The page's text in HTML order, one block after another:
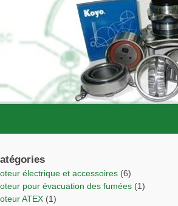
Moteur électrique et accessoires (6)
Moteur pour évacuation des fumées (1)
Moteur ATEX (1)